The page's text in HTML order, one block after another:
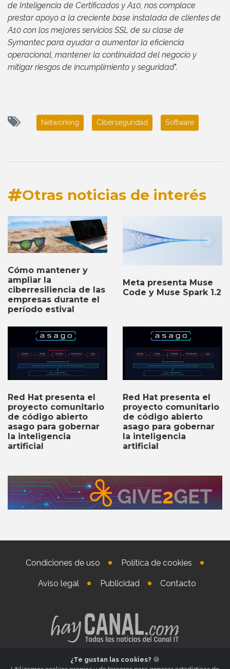
de Inteligencia de Certificados y A10, nos complace
prestar apoyo a la creciente base instalada de clientes de
A10 con los mejores servicios SSL de su clase de
Symantec para ayudar a aumentar la eficiencia
operacional, mantener la continuidad del negocio y
mitigar riesgos de incumplimiento y seguridad".
Networking Ciberseguridad Software
Otras noticias de interés
Cómo mantener y
ampliar la
ciberresiliencia de las
empresas durante el
período estival
Meta presenta Muse
Code y Muse Spark 1.2
Red Hat presenta el
proyecto comunitario
de código abierto
asago para gobernar
la inteligencia
artificial
Red Hat presenta el
proyecto comunitario
de código abierto
asago para gobernar
la inteligencia
artificial
Condiciones de uso Política de cookies
Aviso legal Publicidad Contacto
¿Te gustan las cookies? 🍪